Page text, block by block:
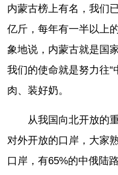
内蒙古榜上有名，我们
亿斤，每年有一半以上
象地说，内蒙古就是国
我们的使命就是努力往“
肉、装好奶。
从我国向北开放的
对外开放的口岸，大家
口岸，有65%的中俄陆